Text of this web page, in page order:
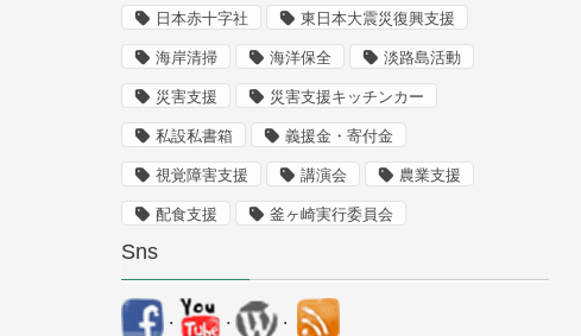
日本赤十字社 東日本大震災復興支援
海岸清掃 海洋保全 淡路島活動
災害支援 災害支援キッチンカー
私設私書箱 義援金・寄付金
視覚障害支援 講演会 農業支援
配食支援 釜ヶ崎実行委員会
Sns
. . .